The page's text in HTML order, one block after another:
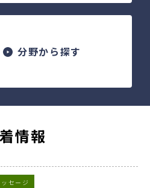
分野から探す
情報
セージ